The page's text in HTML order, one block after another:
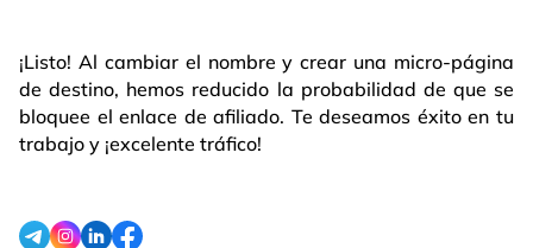
¡Listo! Al cambiar el nombre y crear una micro-página
de destino, hemos reducido la probabilidad de que se
bloquee el enlace de afiliado. Te deseamos éxito en tu
trabajo y ¡excelente tráfico!